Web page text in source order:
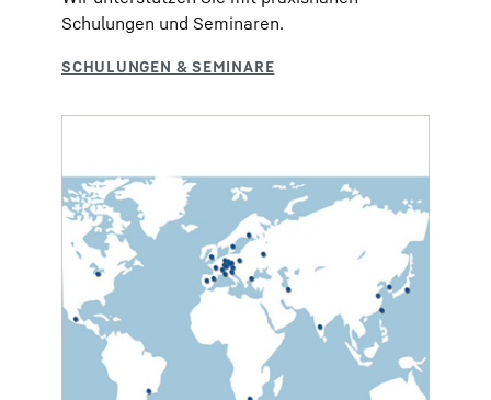
Schulungen und Seminaren.